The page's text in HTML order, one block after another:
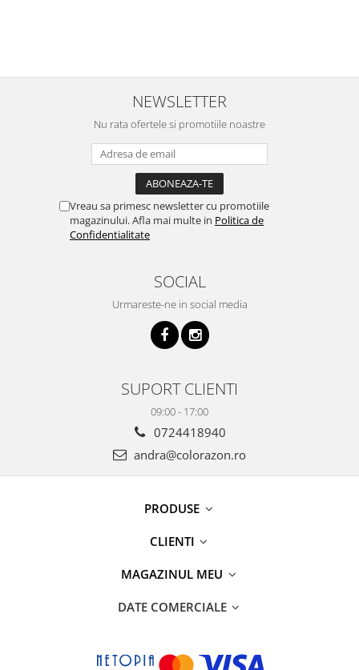
NEWSLETTER
Nu rata ofertele si promotiile noastre
Vreau sa primesc newsletter cu promotiile
magazinului. Afla mai multe in Politica de
Confidentialitate
SOCIAL
Urmareste-ne in social media
SUPORT CLIENTI
09:00 - 17:00
0724418940
andra@colorazon.ro
PRODUSE
CLIENTI
MAGAZINUL MEU
DATE COMERCIALE